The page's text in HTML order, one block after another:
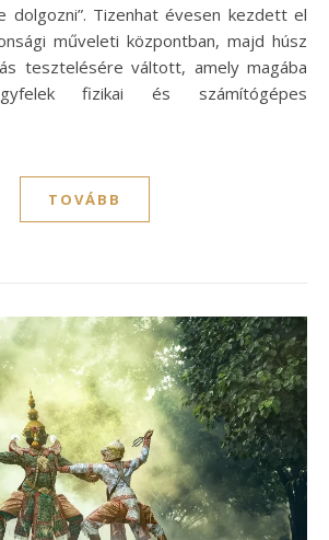
dolgozni”. Tizenhat évesen kezdett el
műveleti központban, majd húsz
tesztelésére váltott, amely magába
fizikai és számítógépes
TOVÁBB